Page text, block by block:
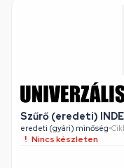
Szűrő (eredeti)
eredeti (gyári) minőség•
Nincs készleten